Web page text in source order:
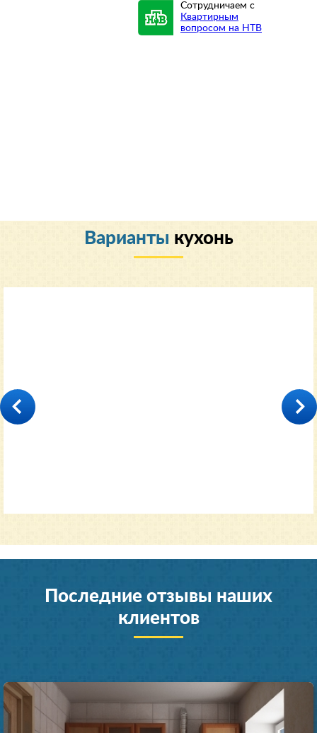
Сотрудничаем с
Квартирным
вопросом на НТВ
Варианты кухонь
Последние отзывы наших
клиентов